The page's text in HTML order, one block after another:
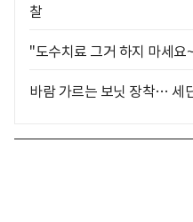
찰
"도수치료 그거 하지 마세
바람 가르는 보닛 장착… 세